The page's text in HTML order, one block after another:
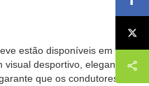
estão disponíveis em
desportivo, elegante ou
que os condutores não